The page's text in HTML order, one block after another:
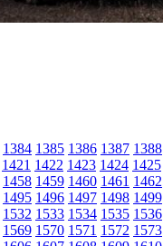
1384 1385 1386 1387 1388
1421 1422 1423 1424 1425
1458 1459 1460 1461 1462
1495 1496 1497 1498 1499
1532 1533 1534 1535 1536
1569 1570 1571 1572 1573